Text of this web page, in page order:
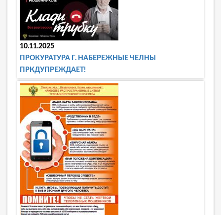
10.11.2025
ПРОКУРАТУРА Г. НАБЕРЕЖНЫЕ ЧЕЛНЫ
ПРКДУПРЕЖДАЕТ!